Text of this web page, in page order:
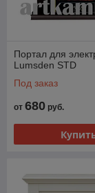
Портал для
Lumsden STD
Под заказ
от 680 руб.